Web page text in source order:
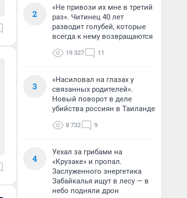
2
«Не привози их мне в третий
раз». Читинец 40 лет
разводит голубей, которые
всегда к нему возвращаются
19 327 11
3
«Насиловал на глазах у
связанных родителей».
Новый поворот в деле
убийства россиян в Таиланде
8 732 9
4
Уехал за грибами на
«Крузаке» и пропал.
Заслуженного энергетика
Забайкалья ищут в лесу — в
небо подняли дрон